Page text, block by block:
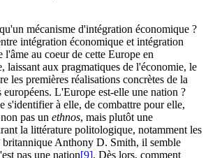
mécanisme d'intégration économique ?
intégration économique et intégration
au coeur de cette Europe en
laissant aux pragmatiques de l'économie, le
les premières réalisations concrètes de la
européens. L'Europe est-elle une nation ?
s'identifier à elle, de combattre pour elle,
pas un ethnos, mais plutôt une
la littérature politologique, notamment les
Anthony D. Smith, il semble
pas une nation[9]. Dès lors, comment